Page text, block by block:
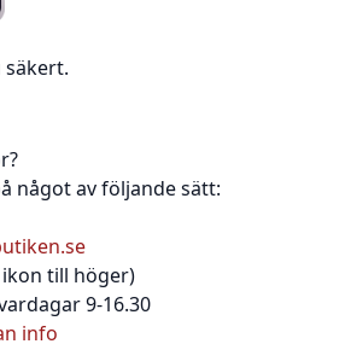
säkert.
något av följande sätt:
till höger)
9-16.30
info